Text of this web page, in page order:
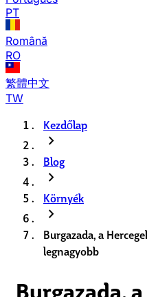
PT
Română
RO
繁體中文
TW
Kezdőlap
chevron_right
Blog
chevron_right
Környék
chevron_right
Burgazada, a
legnagyobb